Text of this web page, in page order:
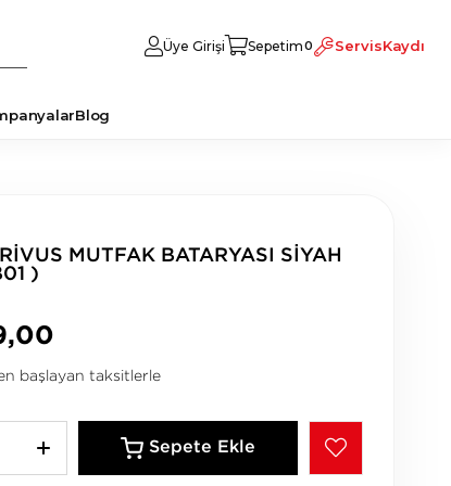
Üye Girişi Sepetim0 ServisKaydı
Blog
MUTFAK BATARYASI SİYAH
)
başlayan taksitlerle